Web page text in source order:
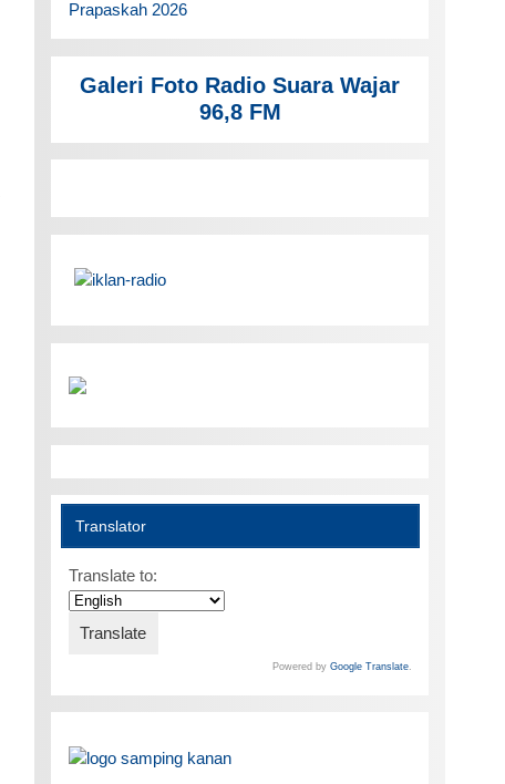
Prapaskah 2026
Galeri Foto Radio Suara Wajar
96,8 FM
Translator
Translate to:
Powered by Google Translate.